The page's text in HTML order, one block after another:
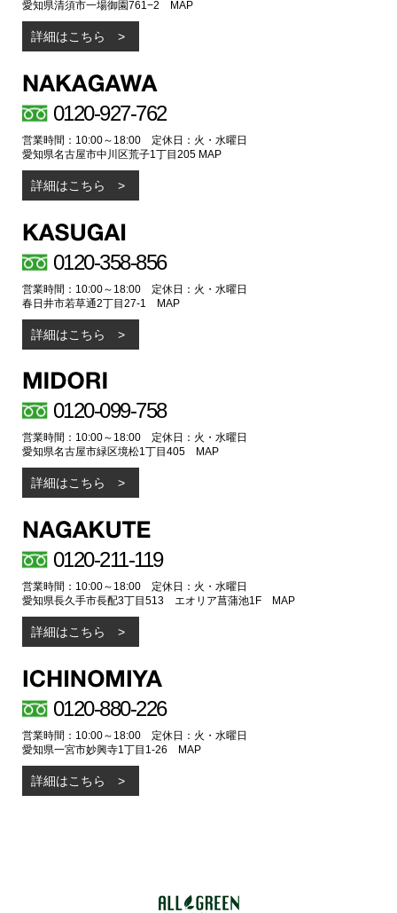
愛知県清須市一場御園761−2 MAP
詳細はこちら
0120-927-762
営業時間：10:00～18:00 定休日：火・水曜日
愛知県名古屋市中川区荒子1丁目205 MAP
詳細はこちら
0120-358-856
営業時間：10:00～18:00 定休日：火・水曜日
春日井市若草通2丁目27-1 MAP
詳細はこちら
0120-099-758
営業時間：10:00～18:00 定休日：火・水曜日
愛知県名古屋市緑区境松1丁目405
MAP
詳細はこちら
0120-211-119
営業時間：10:00～18:00 定休日：火・水曜日
愛知県長久手市長配3丁目513 エオリア菖蒲池1F
MAP
詳細はこちら
0120-880-226
営業時間：10:00～18:00 定休日：火・水曜日
愛知県一宮市妙興寺1丁目1-26
MAP
詳細はこちら